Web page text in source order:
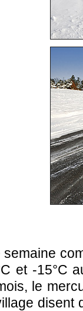
semaine
et -15°C
le
disent